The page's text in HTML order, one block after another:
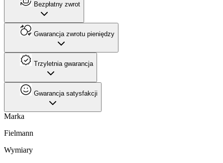
Bezpłatny zwrot
Gwarancja zwrotu pieniędzy
Trzyletnia gwarancja
Gwarancja satysfakcji
Marka
Fielmann
Wymiary